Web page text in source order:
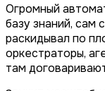
Огромный
базу знаний, сам
раскидывал по
оркестраторы,
там